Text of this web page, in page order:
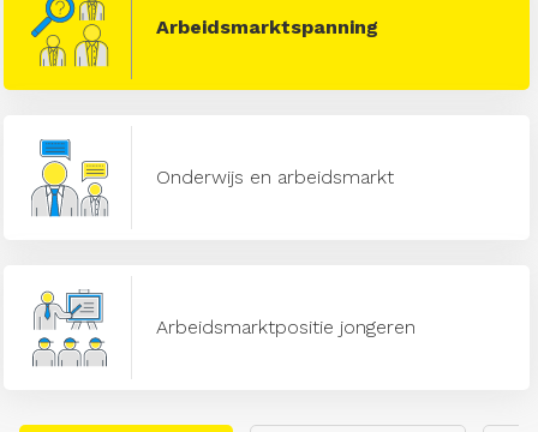
Arbeidsmarktspanning
Onderwijs en arbeidsmarkt
Arbeidsmarktpositie jongeren